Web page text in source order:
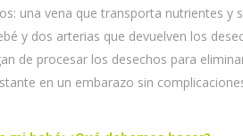
una vena que transporta nutrientes y
y dos arterias que devuelven los
de procesar los desechos para
en un embarazo sin